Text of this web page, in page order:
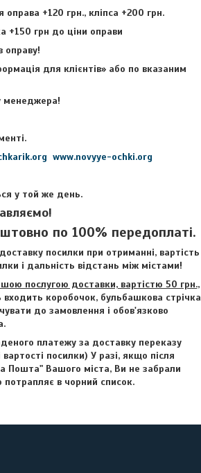
+120 грн., кліпса +200 грн.
+150 грн до ціни оправи
оправу!
для клієнтів» або по вказаним
менеджера!
www.novyye-ochki.org
у той же день.
по 100% передоплаті.
посилки при отриманні, вартість
і дальність відстань між містами!
послугою доставки, вартістю 50 грн.,
коробочок, бульбашкова стрічка
до замовлення і обов'язково
платежу за доставку переказу
посилки) У разі, якщо після
Пошта" Вашого міста, Ви не забрали
в чорний список.